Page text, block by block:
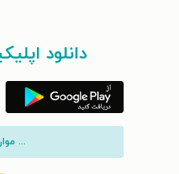
دانلود
...